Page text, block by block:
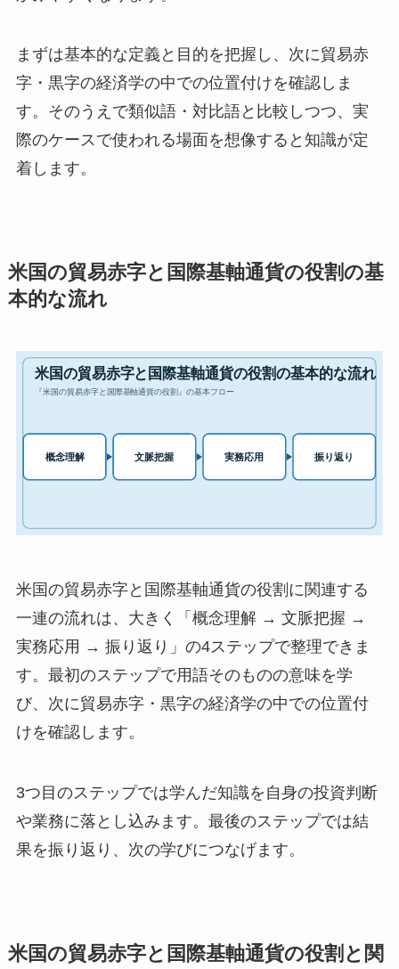
まずは基本的な定義と目的を把握し、次に貿易赤
字・黒字の経済学の中での位置付けを確認しま
す。そのうえで類似語・対比語と比較しつつ、実
際のケースで使われる場面を想像すると知識が定
着します。
米国の貿易赤字と国際基軸通貨の役割の基
本的な流れ
米国の貿易赤字と国際基軸通貨の役割に関連する
一連の流れは、大きく「概念理解 → 文脈把握 →
実務応用 → 振り返り」の4ステップで整理できま
す。最初のステップで用語そのものの意味を学
び、次に貿易赤字・黒字の経済学の中での位置付
けを確認します。
3つ目のステップでは学んだ知識を自身の投資判断
や業務に落とし込みます。最後のステップでは結
果を振り返り、次の学びにつなげます。
米国の貿易赤字と国際基軸通貨の役割と関